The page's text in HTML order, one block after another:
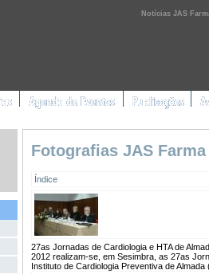
Notícias JAS
Fotografias JAS
Índice
27as Jornadas de Cardiologia e HTA de
2012 realizam-se, em Sesimbra, as 27as
Instituto de Cardiologia Preventiva de Almada